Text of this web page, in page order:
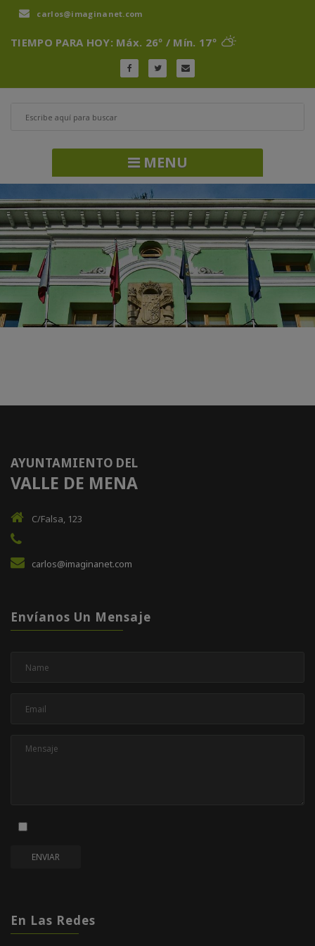
carlos@imaginanet.com
TIEMPO PARA HOY: Máx. 26º / Mín. 17º
MENU
AYUNTAMIENTO DEL
VALLE DE MENA
C/Falsa, 123
carlos@imaginanet.com
Envíanos Un Mensaje
En Las Redes